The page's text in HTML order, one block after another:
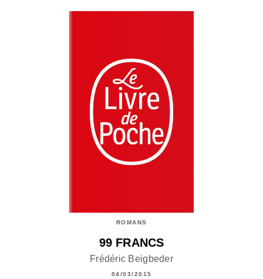
ROMANS
99 FRANCS
Frédéric Beigbeder
04/03/2015